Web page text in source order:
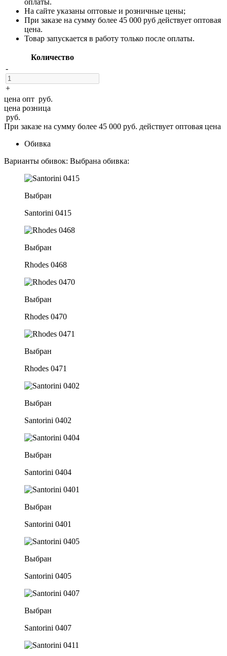
На сайте указаны оптовые и розничные цены;
При заказе на сумму более 45 000 руб действует оптовая
цена.
Товар запускается в работу только после оплаты.
Количество
-
+
цена опт руб.
цена розница
руб.
При заказе на сумму более 45 000 руб. действует оптовая цена
Обивка
Варианты обивок: Выбрана обивка:
Выбран
Santorini 0415
Выбран
Rhodes 0468
Выбран
Rhodes 0470
Выбран
Rhodes 0471
Выбран
Santorini 0402
Выбран
Santorini 0404
Выбран
Santorini 0401
Выбран
Santorini 0405
Выбран
Santorini 0407